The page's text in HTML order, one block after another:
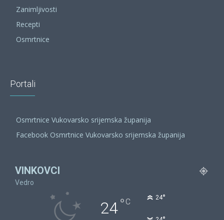
Zanimljivosti
Recepti
Osmrtnice
Portali
Osmrtnice Vukovarsko srijemska županija
Facebook Osmrtnice Vukovarsko srijemska županija
VINKOVCI
Vedro
24°C 24°